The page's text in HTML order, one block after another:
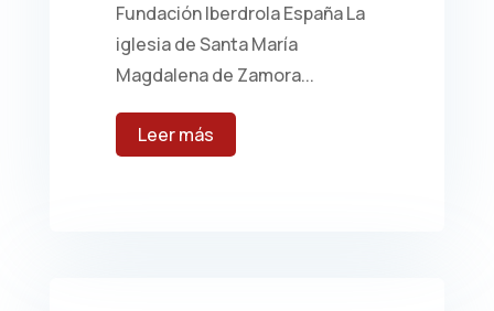
Fundación Iberdrola España La
iglesia de Santa María
Magdalena de Zamora...
leer más